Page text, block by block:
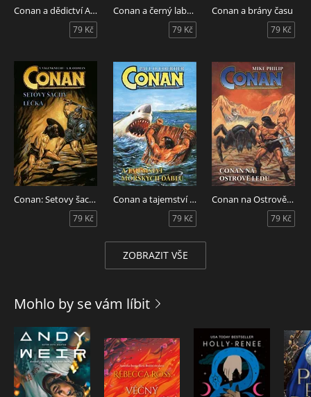
Conan a dědictví Atlantidy
79 Kč
Conan a černý labyrint
79 Kč
Conan a brány času
79 Kč
Conan: Setovy šachy/Léčka
79 Kč
Conan a tajemství mořských ďáblů
79 Kč
Conan na Ostrově ledu
79 Kč
ZOBRAZIT VŠE
Mohlo by se vám líbit